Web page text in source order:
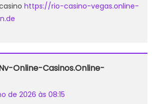
https://rio-casino-vegas.online-
Online-Casinos.online-
de 2026 às 08:15